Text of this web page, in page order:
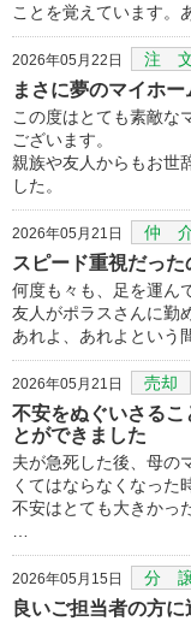
ことを覚えています。
2026年05月22日 注
まさに夢のマイホー
この度はとても素敵な
ございます。
親族や友人からもお世
した。
2026年05月21日 仲
スピード重視だっ
何度も々も、足を運ん
友人がポラスさんに勤
あれよ、あれよという
2026年05月21日 売却
不安をぬぐいさるこ
とができました
夫が急死した後、母の
くてはならなくなった
不安はとても大きかっ
2026年05月15日 分
良いご担当者の方